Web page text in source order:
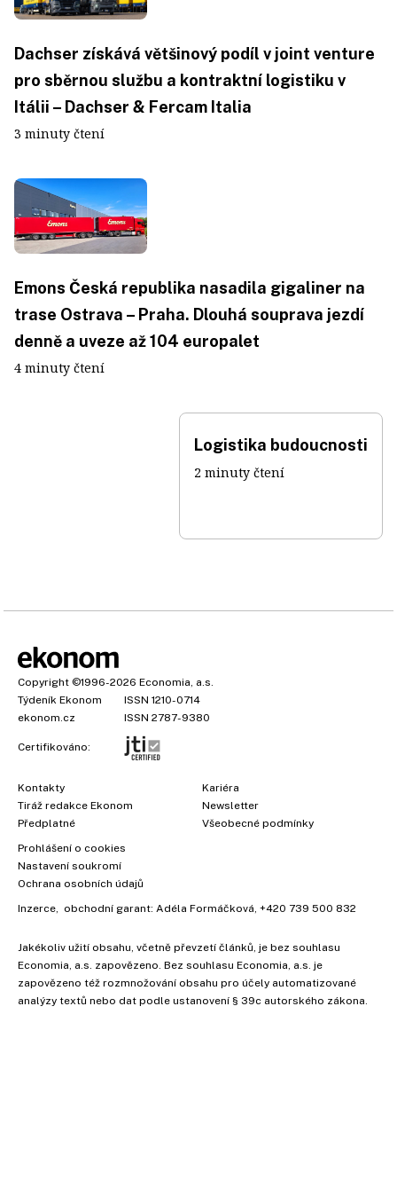
Dachser získává většinový podíl v joint venture
pro sběrnou službu a kontraktní logistiku v
Itálii – Dachser & Fercam Italia
3 minuty čtení
Emons Česká republika nasadila gigaliner na
trase Ostrava – Praha. Dlouhá souprava jezdí
denně a uveze až 104 europalet
4 minuty čtení
Logistika budoucnosti
2 minuty čtení
Copyright ©1996-2026 Economia, a.s.
Týdeník Ekonom
ISSN 1210-0714
ekonom.cz
ISSN 2787-9380
Certifikováno:
Kontakty
Tiráž redakce Ekonom
Předplatné
Kariéra
Newsletter
Všeobecné podmínky
Prohlášení o cookies
Nastavení soukromí
Ochrana osobních údajů
Inzerce , obchodní garant: Adéla Formáčková +420 739 500 832
Jakékoliv užití obsahu, včetně převzetí článků, je bez souhlasu
Economia, a.s. zapovězeno. Bez souhlasu Economia, a.s. je
zapovězeno též rozmnožování obsahu pro účely automatizované
analýzy textů nebo dat podle ustanovení § 39c autorského zákona.